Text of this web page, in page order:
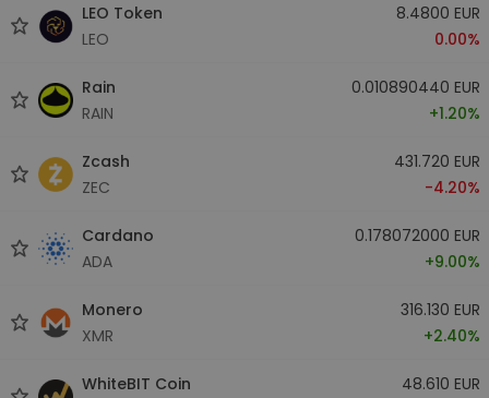
LEO Token
LEO
8.4800 EUR
0.00%
Rain
RAIN
0.010890440 EUR
+1.20%
Zcash
ZEC
431.720 EUR
-4.20%
Cardano
ADA
0.178072000 EUR
+9.00%
Monero
XMR
316.130 EUR
+2.40%
WhiteBIT Coin
48.610 EUR